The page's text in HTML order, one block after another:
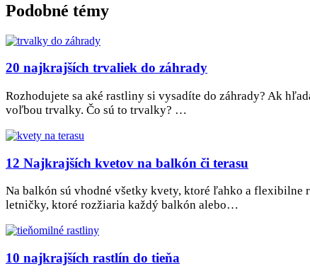
Podobné témy
20 najkrajších trvaliek do záhrady
Rozhodujete sa aké rastliny si vysadíte do záhrady? Ak
voľbou trvalky. Čo sú to trvalky? …
12 Najkrajších kvetov na balkón či terasu
Na balkón sú vhodné všetky kvety, ktoré ľahko a flexibilne
letničky, ktoré rozžiaria každý balkón alebo…
10 najkrajších rastlín do tieňa